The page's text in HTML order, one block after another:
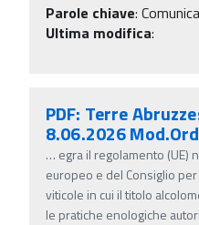
Parole chiave:
Ultima modifica:
PDF: Terre
8.06.2026
… egra il regolamento (UE)
europeo e del Consiglio
viticole in cui il titolo
le pratiche enologiche